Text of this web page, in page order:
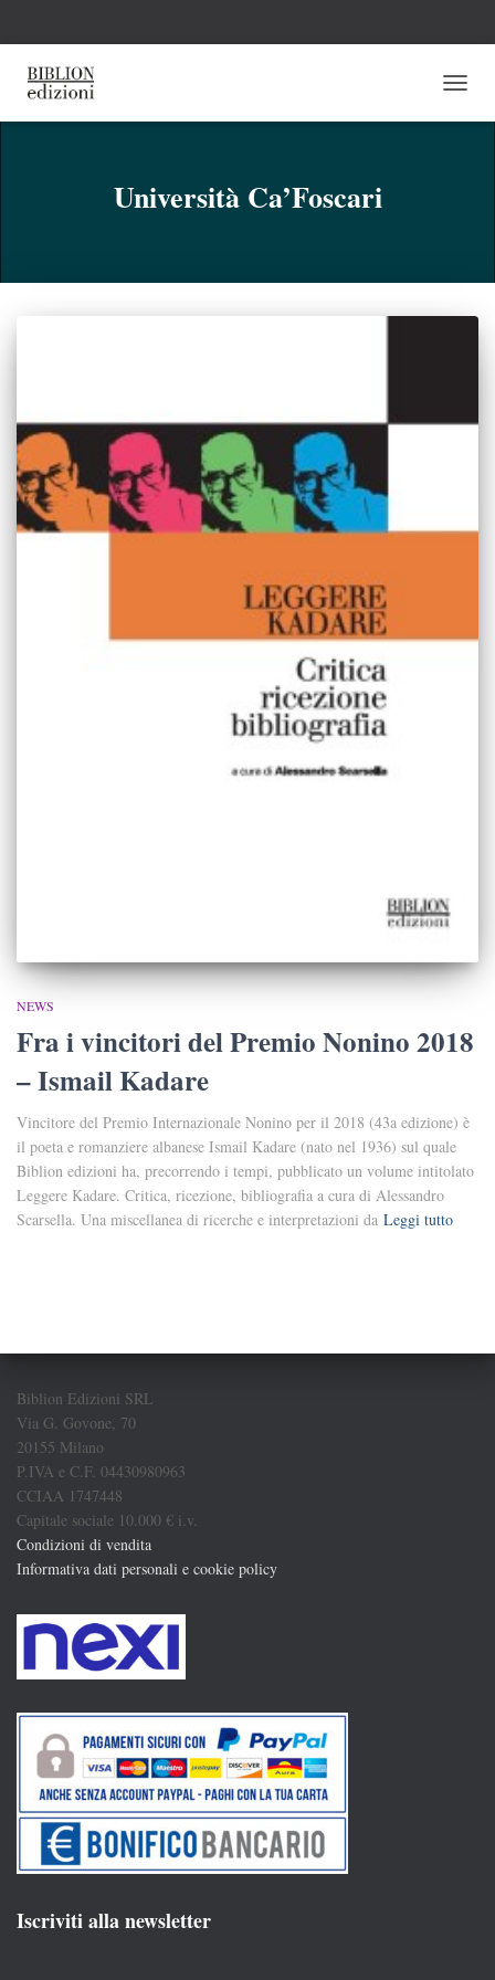
Università Ca’Foscari
NEWS
Fra i vincitori del Premio Nonino 2018
– Ismail Kadare
Vincitore del Premio Internazionale Nonino per il 2018 (43a edizione) è
il poeta e romanziere albanese Ismail Kadare (nato nel 1936) sul quale
Biblion edizioni ha, precorrendo i tempi, pubblicato un volume intitolato
Leggere Kadare. Critica, ricezione, bibliografia a cura di Alessandro
Scarsella. Una miscellanea di ricerche e interpretazioni da Leggi tutto
Biblion Edizioni SRL
Via G. Govone, 70
20155 Milano
P.IVA e C.F. 04430980963
CCIAA 1747448
Capitale sociale 10.000 € i.v.
Condizioni di vendita
Informativa dati personali e cookie policy
Iscriviti alla newsletter